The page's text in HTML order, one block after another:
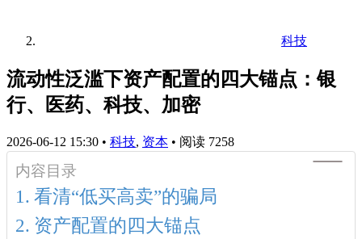
科技
流动性泛滥下资产配置的四大锚点：银
行、医药、科技、加密
2026-06-12 15:30 • 科技, 资本 • 阅读 7258
内容目录
看清“低买高卖”的骗局
资产配置的四大锚点